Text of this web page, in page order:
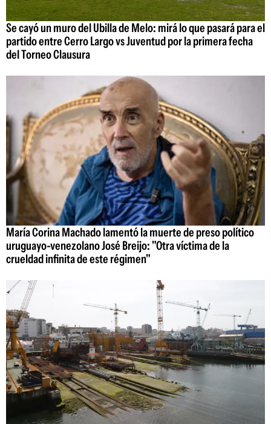
Se cayó un muro del Ubilla de Melo: mirá lo que pasará para el
partido entre Cerro Largo vs Juventud por la primera fecha
del Torneo Clausura
María Corina Machado lamentó la muerte de preso político
uruguayo-venezolano José Breijo: "Otra víctima de la
crueldad infinita de este régimen"